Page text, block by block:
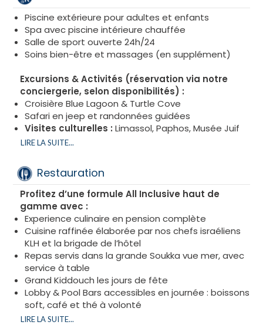
Piscine extérieure pour adultes et enfants
Spa avec piscine intérieure chauffée
Salle de sport ouverte 24h/24
Soins bien-être et massages (en supplément)
Excursions & Activités (réservation via notre
conciergerie, selon disponibilités) :
Croisière Blue Lagoon & Turtle Cove
Safari en jeep et randonnées guidées
Visites culturelles : Limassol, Paphos, Musée Juif
de Chypre
Journée en yacht avec déjeuner gourmet KLH (en
option)
LIRE LA SUITE...
Restauration
Profitez d’une formule All Inclusive haut de
gamme avec :
Experience culinaire en pension complète
Cuisine raffinée élaborée par nos chefs israéliens
KLH et la brigade de l’hôtel
Repas servis dans la grande Soukka vue mer, avec
service à table
Grand Kiddouch les jours de fête
Lobby & Pool Bars accessibles en journée : boissons
soft, café et thé à volonté
Possibilité de plats à emporter entre 12h00 et
LIRE LA SUITE...